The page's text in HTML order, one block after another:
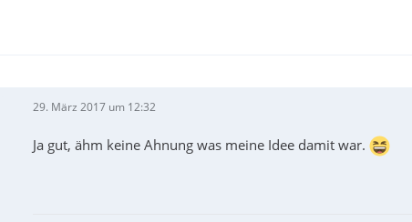
29. März 2017 um 12:32
Ja gut, ähm keine Ahnung was meine Idee damit war.